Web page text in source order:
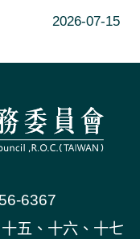
2026-07-15
6367
五、十六、十七